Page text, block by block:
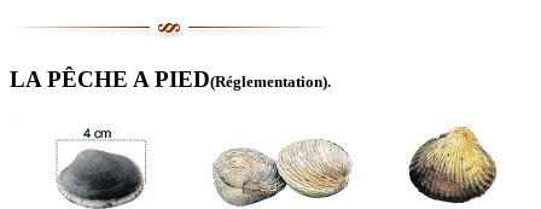
LA PÊCHE A PIED(Réglementation).